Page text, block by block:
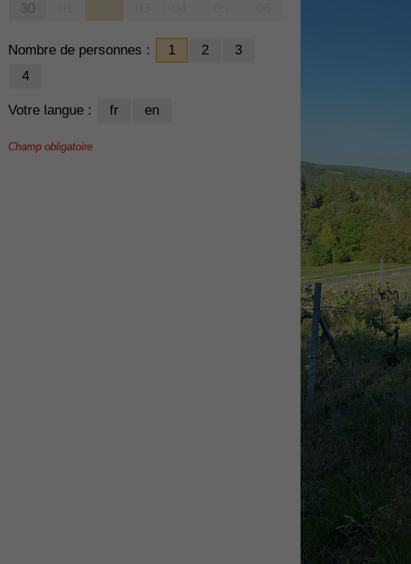
30
Nombre de personnes : 1 2
3
4
Votre langue : fr en
Champ obligatoire